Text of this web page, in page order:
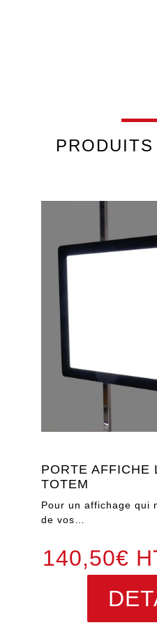
PORTE AFFICHE
TOTEM
Pour un affichage qui
de vos…
140,50€